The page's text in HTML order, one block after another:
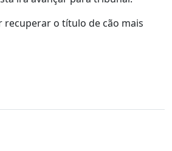
recuperar o título de cão mais